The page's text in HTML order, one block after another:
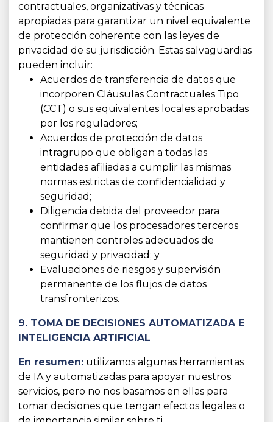
contractuales, organizativas y técnicas
apropiadas para garantizar un nivel equivalente
de protección coherente con las leyes de
privacidad de su jurisdicción. Estas salvaguardias
pueden incluir:
Acuerdos de transferencia de datos que
incorporen Cláusulas Contractuales Tipo
(CCT) o sus equivalentes locales aprobadas
por los reguladores;
Acuerdos de protección de datos
intragrupo que obligan a todas las
entidades afiliadas a cumplir las mismas
normas estrictas de confidencialidad y
seguridad;
Diligencia debida del proveedor para
confirmar que los procesadores terceros
mantienen controles adecuados de
seguridad y privacidad; y
Evaluaciones de riesgos y supervisión
permanente de los flujos de datos
transfronterizos.
9. TOMA DE DECISIONES AUTOMATIZADA E
INTELIGENCIA ARTIFICIAL
En resumen: utilizamos algunas herramientas
de IA y automatizadas para apoyar nuestros
servicios, pero no nos basamos en ellas para
tomar decisiones que tengan efectos legales o